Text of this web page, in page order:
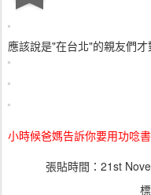
應該說是"在台北"的親友們才
小時候爸媽告訴你要用功唸
張貼時間： 21st